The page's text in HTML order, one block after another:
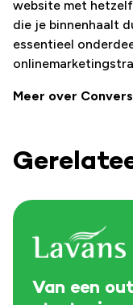
website met
die je binnenhaalt
essentieel
Meer over
Van een